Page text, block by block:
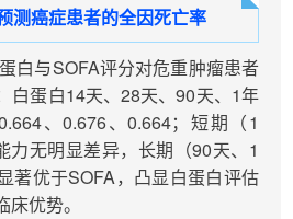
测癌症患者的全因死亡率
白与SOFA评分对危重肿瘤患者
白蛋白14天、28天、90天、1年
、0.676、0.664；短期（1
力无明显差异，长期（90天、1
著优于SOFA，凸显白蛋白评估
优势。